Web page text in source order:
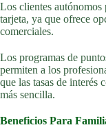
Los clientes autónomos
tarjeta, ya que ofrece
comerciales.
Los programas de
permiten a los
que las tasas de interés
más sencilla.
Beneficios Para